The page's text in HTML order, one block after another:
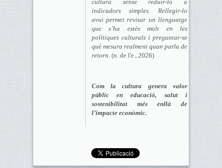
cultura sense reduir-lo a
indicadors simples. Rellegir-lo
avui permet revisar un llenguatge
que s’ha estès molt en les
polítiques culturals i preguntar-se
què mesura realment quan parla de
retorn. (n. de l'e., 2026)
Com la cultura genera valor
públic en educació, salut i
sostenibilitat més enllà de
l’impacte econòmic.